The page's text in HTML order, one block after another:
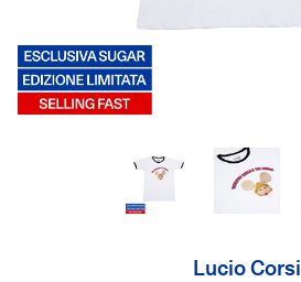
Lucio Corsi